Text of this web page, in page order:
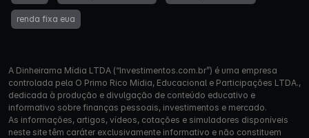
renda fixa eua
A Dinheirama Mídia LTDA (“Investimentos.com.br”) é uma empresa
controlada pela O Primo Rico Mídia, Educacional e Participações LTDA.,
dedicada à produção e divulgação de conteúdo educativo e
informativo sobre finanças pessoais, investimentos e mercado.
As informações, artigos, vídeos, cotações e simuladores disponíveis
neste site têm caráter exclusivamente informativo e não constituem